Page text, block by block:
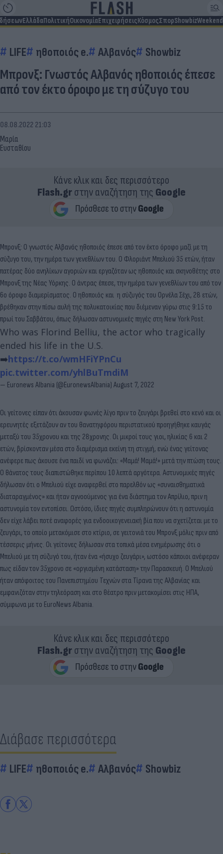
ΕλλάδαΠολιτικήΟικονομίαΕπιχειρήσειςΚόσμοςΣπορShowbizWeekend
LIFE ηθοποιός e. Αλβανός Showbiz
Μπρονξ: Γνωστός Αλβανός ηθοποιός έπεσε
από τον έκτο όροφο με τη σύζυγο του
Μαρία
Ευσταθίου
08.08.2022 21:03
Κάνε κλικ και δες περισσότερο
Flash.grστην αναζήτηση της Google
Μπρονξ: Ο γνωστός Αλβανός ηθοποιός έπεσε από τον έκτο όροφο μαζί με τη
σύζυγο του, την ημέρα των γενεθλίων του. Ο Φλοριάντ Μπελιού 35 ετών, ήταν
πατέρας δύο ανηλίκων αγοριών και εργαζόταν ως ηθοποιός και σκηνοθέτης στο
Μπρονξ της Νέας Υόρκης. Ο άντρας έπεσε, την ημέρα των γενεθλίων του από τον
6ο όροφο διαμερίσματος. Ο ηθοποιός και η σύζυγός του Oρνέλα Σέχι, 28 ετών,
βρέθηκαν στην πίσω αυλή της πολυκατοικίας που διέμεναν γύρω στις 9:15 το
πρωί του Σαββάτου, όπως δήλωσαν αστυνομικές πηγές στη New York Post.
Who was Florind Belliu, the actor who tragically
ended his life in the U.S.
➡️https://t.co/wmHFiYPnCu
pic.twitter.com/yhlBuTmdiM
— Euronews Albania (@EuronewsAlbania) August 7, 2022
Οι γείτονες είπαν ότι άκουσαν φωνές λίγο πριν το ζευγάρι βρεθεί στο κενό και οι
ερευνητές εξετάζουν αν του θανατηφόρου περιστατικού προηγήθηκε καυγάς
μεταξύ του 35χρονου και της 28χρονης. Οι μικροί τους γιοι, ηλικίας 6 και 2
ετών, βρίσκονταν μέσα στο διαμέρισμα εκείνη τη στιγμή, ενώ ένας γείτονας
ανέφερε πως άκουσε ένα παιδί να φωνάζει: «Μαμά! Μαμά!» μετά την πτώση τους.
Ο θάνατος τους διαπιστώθηκε περίπου 10 λεπτά αργότερα. Αστυνομικές πηγές
δήλωσαν ότι ο Μπελιού είχε αναφερθεί στο παρελθόν ως «συναισθηματικά
διαταραγμένος» και ήταν αγνοούμενος για ένα διάστημα τον Απρίλιο, πριν η
αστυνομία τον εντοπίσει. Ωστόσο, ίδιες πηγές συμπληρώνουν ότι η αστυνομία
δεν είχε λάβει ποτέ αναφορές για ενδοοικογενειακή βία που να σχετίζεται με το
ζευγάρι, το οποίο μετακόμισε στο κτίριο, σε γειτονιά του Μπρονξ μόλις πριν από
τέσσερις μήνες. Οι γείτονες δήλωσαν στα τοπικά μέσα ενημέρωσης ότι ο
Μπελιού με τη σύζυγό του, ήταν ένα «ήσυχο ζευγάρι», ωστόσο κάποιοι ανέφεραν
πως είδαν τον 35χρονο σε «οργισμένη κατάσταση» την Παρασκευή. Ο Μπελιού
ήταν απόφοιτος του Πανεπιστημίου Τεχνών στα Τίρανα της Αλβανίας και
εμφανιζόταν στην τηλεόραση και στο θέατρο πριν μετακομίσει στις ΗΠΑ,
σύμφωνα με το EuroNews Albania.
Κάνε κλικ και δες περισσότερο
Flash.grστην αναζήτηση της Google
Διάβασε περισσότερα
LIFE ηθοποιός e. Αλβανός Showbiz